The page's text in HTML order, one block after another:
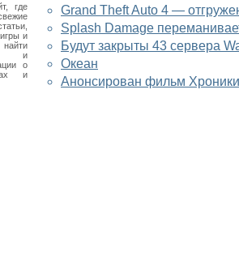
где
и
и
о
и
Grand Theft Auto 4 —
Splash Damage
Будут закрыты 43 сервера
Океан
Анонсирован фильм